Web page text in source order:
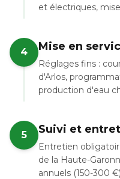
et électriques,
4 Mise en
Réglages fins :
d'Arlos,
production d'eau
5 Suivi et
Entretien
de la Haute-
annuels (150-300